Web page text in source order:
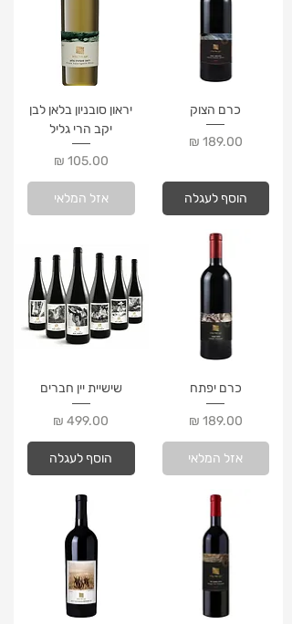
כרם הצוק
מחיר
הוסף לעגלה
יראון סובניון בלאן לבן
יקב הרי גליל
מחיר
אזל המלאי
כרם יפתח
מחיר
אזל המלאי
שישיית יין חברים
מחיר
הוסף לעגלה